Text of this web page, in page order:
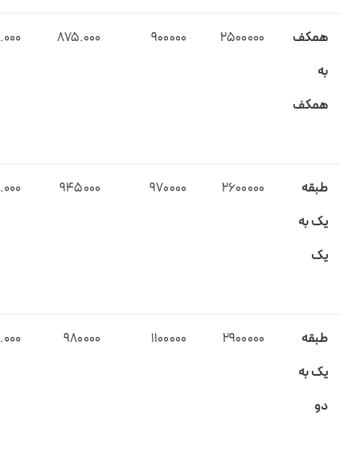
همکف
به
همکف
2500000
900000 ۸۷۵.۰۰۰
طبقه
یک به
یک
2600000
970000 ۹۴۵۰۰۰
طبقه
یک به
دو
2900000
1100000 ۹۸۰۰۰۰